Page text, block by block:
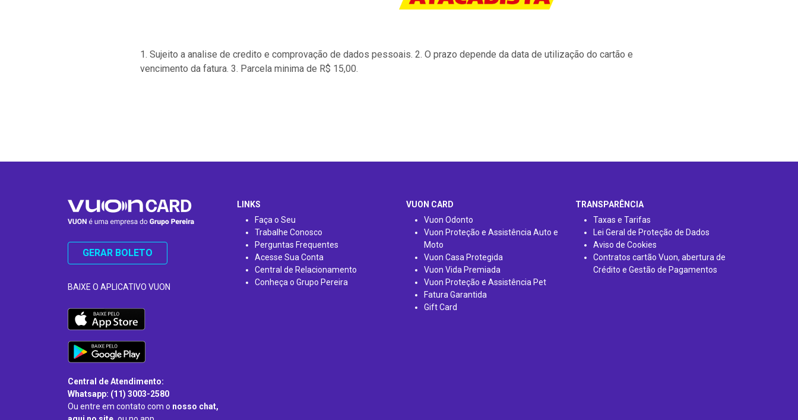
1. Sujeito a analise de credito e comprovação de dados pessoais. 2. O prazo depende da data de utilização do cartão e
vencimento da fatura. 3. Parcela minima de R$ 15,00.
GERAR BOLETO
BAIXE O APLICATIVO VUON
Central de Atendimento:
Whatsapp: (11) 3003-2580
Ou entre em contato com o nosso chat,
LINKS
Faça o Seu
Trabalhe Conosco
Perguntas Frequentes
Acesse Sua Conta
Central de Relacionamento
Conheça o Grupo Pereira
VUON CARD
Vuon Odonto
Vuon Proteção e Assistência Auto e
Moto
Vuon Casa Protegida
Vuon Vida Premiada
Vuon Proteção e Assistência Pet
Fatura Garantida
Gift Card
TRANSPARÊNCIA
Taxas e Tarifas
Lei Geral de Proteção de Dados
Aviso de Cookies
Contratos cartão Vuon, abertura de
Crédito e Gestão de Pagamentos